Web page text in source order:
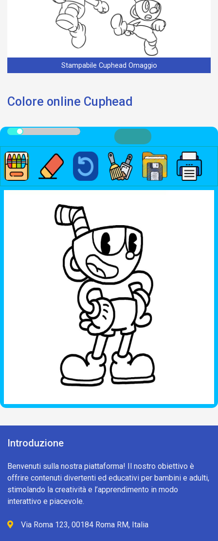
Stampabile Cuphead Omaggio
Colore online Cuphead
Introduzione
Benvenuti sulla nostra piattaforma! Il nostro obiettivo è
offrire contenuti divertenti ed educativi per bambini e adulti,
stimolando la creatività e l’apprendimento in modo
interattivo e piacevole.
Via Roma 123, 00184 Roma RM, Italia